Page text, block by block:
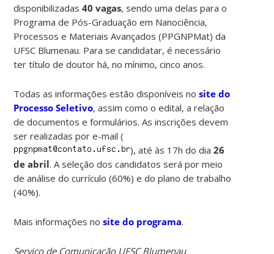
disponibilizadas40 vagas, sendo uma delas para o
Programa de Pós-Graduação em Nanociência,
Processos e Materiais Avançados (PPGNPMat) da
UFSC Blumenau. Para se candidatar, é necessário
ter título de doutor há, no mínimo, cinco anos.
Todas as informações estão disponíveis nosite do
Processo Seletivo, assim como o edital, a relação
de documentos e formulários. As inscrições devem
ser realizadas por e-mail (
), até às 17h do dia26
de abril. A seleção dos candidatos será por meio
de análise do currículo (60%) e do plano de trabalho
(40%).
Mais informações nosite do programa.
Serviço de Comunicação UFSC Blumenau